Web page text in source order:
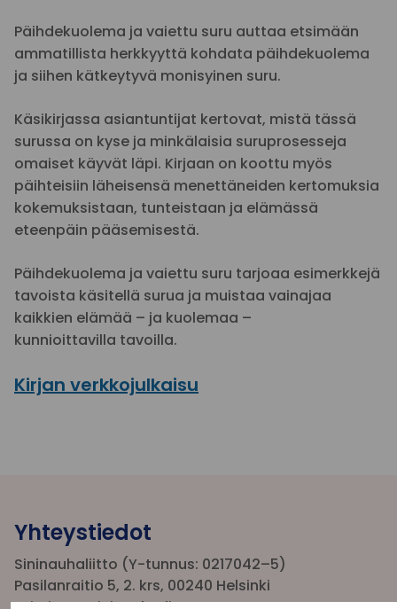
Päihdekuolema ja vaiettu suru auttaa etsimään
ammatillista herkkyyttä kohdata päihdekuolema
ja siihen kätkeytyvä monisyinen suru.
Käsikirjassa asiantuntijat kertovat, mistä tässä
surussa on kyse ja minkälaisia suruprosesseja
omaiset käyvät läpi. Kirjaan on koottu myös
päihteisiin läheisensä menettäneiden kertomuksia
kokemuksistaan, tunteistaan ja elämässä
eteenpäin pääsemisestä.
Päihdekuolema ja vaiettu suru tarjoaa esimerkkejä
tavoista käsitellä surua ja muistaa vainajaa
kaikkien elämää – ja kuolemaa –
kunnioittavilla tavoilla.
Kirjan verkkojulkaisu
Yhteystiedot
Sininauhaliitto (Y-tunnus: 0217042–5)
Pasilanraitio 5, 2. krs, 00240 Helsinki